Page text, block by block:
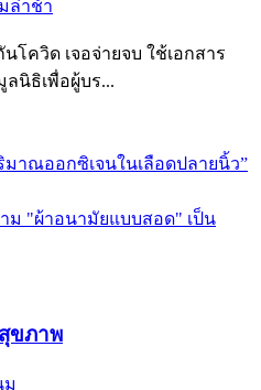
ล่าช้า
โควิด เจอจ่ายจบ ใช้เอกสาร
ลนิธิเพื่อผู้บร...
มาณออกซิเจนในเลือดปลายนิ้ว”
ม "ผ้าอนามัยแบบสอด" เป็น
ขภาพ